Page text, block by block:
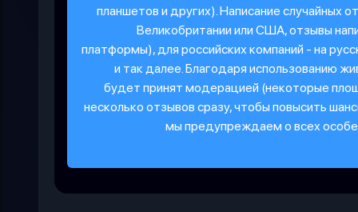
планшетов и других). Написание случайных
Великобритании или США, отзывы
платформы), для российских компаний - на
и так далее. Благодаря использованию
будет принят модерацией (некоторые
несколько отзывов сразу, чтобы повысить
мы предупреждаем о всех